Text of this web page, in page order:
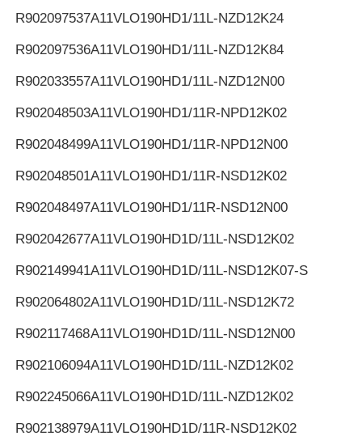
R902097537A11VLO190HD1/11L-NZD12K24
R902097536A11VLO190HD1/11L-NZD12K84
R902033557A11VLO190HD1/11L-NZD12N00
R902048503A11VLO190HD1/11R-NPD12K02
R902048499A11VLO190HD1/11R-NPD12N00
R902048501A11VLO190HD1/11R-NSD12K02
R902048497A11VLO190HD1/11R-NSD12N00
R902042677A11VLO190HD1D/11L-NSD12K02
R902149941A11VLO190HD1D/11L-NSD12K07-S
R902064802A11VLO190HD1D/11L-NSD12K72
R902117468A11VLO190HD1D/11L-NSD12N00
R902106094A11VLO190HD1D/11L-NZD12K02
R902245066A11VLO190HD1D/11L-NZD12K02
R902138979A11VLO190HD1D/11R-NSD12K02